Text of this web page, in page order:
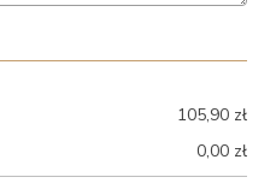
105,90 zł
0,00 zł